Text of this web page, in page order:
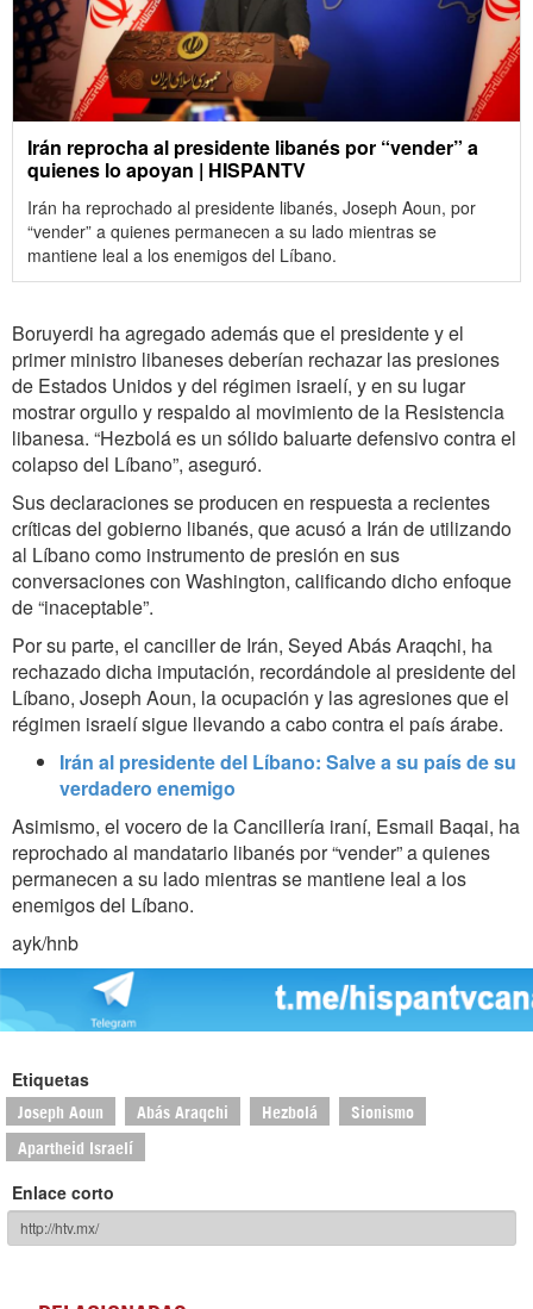
Irán reprocha al presidente libanés por “vender” a
quienes lo apoyan | HISPANTV
Irán ha reprochado al presidente libanés, Joseph Aoun, por
“vender” a quienes permanecen a su lado mientras se
mantiene leal a los enemigos del Líbano.
Boruyerdi ha agregado además que el presidente y el
primer ministro libaneses deberían rechazar las presiones
de Estados Unidos y del régimen israelí, y en su lugar
mostrar orgullo y respaldo al movimiento de la Resistencia
libanesa. “Hezbolá es un sólido baluarte defensivo contra el
colapso del Líbano”, aseguró.
Sus declaraciones se producen en respuesta a recientes
críticas del gobierno libanés, que acusó a Irán de utilizando
al Líbano como instrumento de presión en sus
conversaciones con Washington, calificando dicho enfoque
de “inaceptable”.
Por su parte, el canciller de Irán, Seyed Abás Araqchi, ha
rechazado dicha imputación, recordándole al presidente del
Líbano, Joseph Aoun, la ocupación y las agresiones que el
régimen israelí sigue llevando a cabo contra el país árabe.
Irán al presidente del Líbano: Salve a su país de su
verdadero enemigo
Asimismo, el vocero de la Cancillería iraní, Esmail Baqai, ha
reprochado al mandatario libanés por “vender” a quienes
permanecen a su lado mientras se mantiene leal a los
enemigos del Líbano.
ayk/hnb
Etiquetas
Joseph Aoun Abás Araqchi Hezbolá Sionismo
Apartheid Israelí
Enlace corto